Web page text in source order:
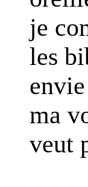
je
les
ma
veut